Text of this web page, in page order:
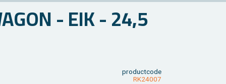
- EIK - 24,5
product­code
RK24007